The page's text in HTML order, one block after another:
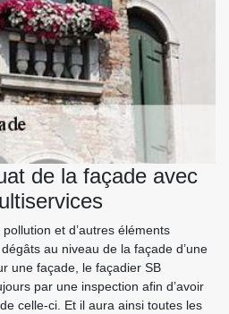
de la façade avec
et d’autres éléments
au niveau de la façade d’une
une façade, le façadier SB
par une inspection afin d’avoir
celle-ci. Et il aura ainsi toutes les